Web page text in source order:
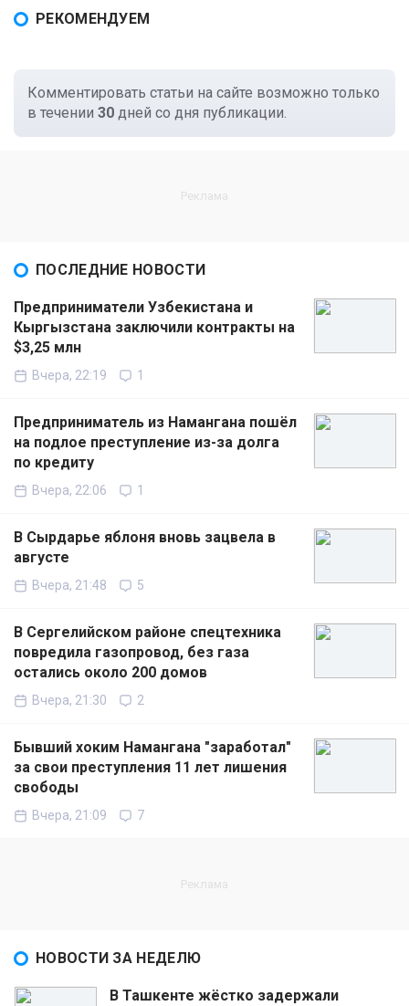
РЕКОМЕНДУЕМ
Комментировать статьи на сайте возможно только
в течении 30 дней со дня публикации.
ПОСЛЕДНИЕ НОВОСТИ
Предприниматели Узбекистана и
Кыргызстана заключили контракты на
$3,25 млн
Вчера, 22:19 1
Предприниматель из Намангана пошёл
на подлое преступление из-за долга
по кредиту
Вчера, 22:06 1
В Сырдарье яблоня вновь зацвела в
августе
Вчера, 21:48 5
В Сергелийском районе спецтехника
повредила газопровод, без газа
остались около 200 домов
Вчера, 21:30 2
Бывший хоким Намангана "заработал"
за свои преступления 11 лет лишения
свободы
Вчера, 21:09 7
НОВОСТИ ЗА НЕДЕЛЮ
В Ташкенте жёстко задержали